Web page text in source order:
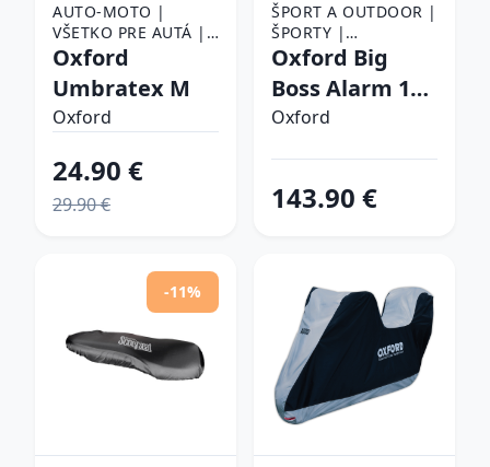
AUTO-MOTO |
VŠETKO PRE AUTÁ |
AUTODOPLNKY |
Oxford
Umbratex M
Oxford
24.90 €
29.90 €
ŠPORT A OUTDOOR |
ŠPORTY |
CYKLISTIKA |
PRÍSLUŠENSTVO NA
BICYKEL | ZÁMKY NA
BICYKEL
Oxford Big
Boss Alarm 150
cm
Oxford
143.90 €
-11%